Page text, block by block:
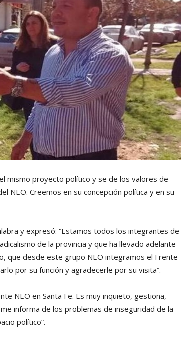
mismo proyecto político y se de los valores de
NEO. Creemos en su concepción política y en su
y expresó: “Estamos todos los integrantes de
de la provincia y que ha llevado adelante
que desde este grupo NEO integramos el Frente
por su función y agradecerle por su visita”.
NEO en Santa Fe. Es muy inquieto, gestiona,
informa de los problemas de inseguridad de la
político”.